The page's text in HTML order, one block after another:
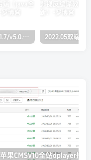
绿豆最新v5.1.7/v5.0.萝卜app源码前后端【java全开源免授权】